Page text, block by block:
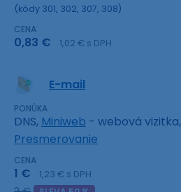
(kódy 301, 302, 307, 308)
CENA
0,83 € 1,02 € s DPH
E-mail
PONÚKA
DNS, Miniweb - webová vizitka,
Presmerovanie
CENA
1 € 1,23 € s DPH